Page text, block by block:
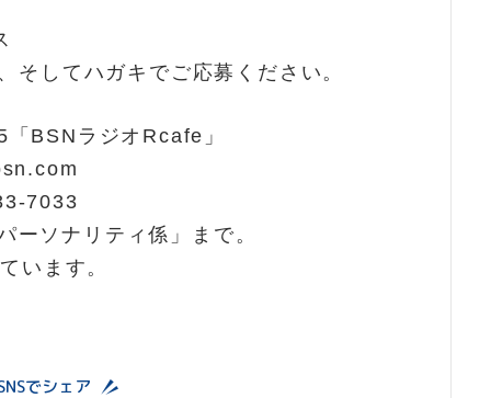
そしてハガキでご応募ください。
BSNラジオRcafe」
7033
ソナリティ係」まで。
います。
でシェア